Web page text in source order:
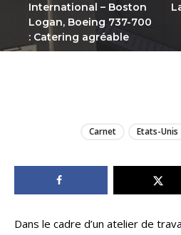
International – Boston
Logan, Boeing 737-700
: Catering agréable
Carnet Etats-Unis
Dans le cadre d’un atelier de